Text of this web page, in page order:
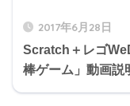
2017年6月28日
Scratch＋レゴ
棒ゲーム」動画説